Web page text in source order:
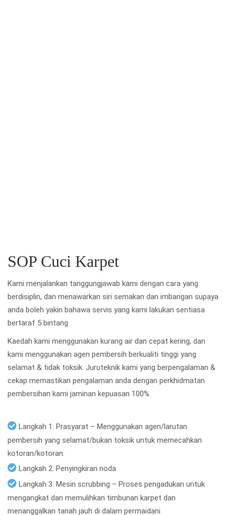
SOP Cuci Karpet
Kami menjalankan tanggungjawab kami dengan cara yang
berdisiplin, dan menawarkan siri semakan dan imbangan supaya
anda boleh yakin bahawa servis yang kami lakukan sentiasa
bertaraf 5 bintang.
Kaedah kami menggunakan kurang air dan cepat kering, dan
kami menggunakan agen pembersih berkualiti tinggi yang
selamat & tidak toksik. Juruteknik kami yang berpengalaman &
cekap memastikan pengalaman anda dengan perkhidmatan
pembersihan kami jaminan kepuasan 100%.
Langkah 1: Prasyarat – Menggunakan agen/larutan
pembersih yang selamat/bukan toksik untuk memecahkan
kotoran/kotoran.
Langkah 2: Penyingkiran noda
Langkah 3: Mesin scrubbing – Proses pengadukan untuk
mengangkat dan memulihkan timbunan karpet dan
menanggalkan tanah jauh di dalam permaidani